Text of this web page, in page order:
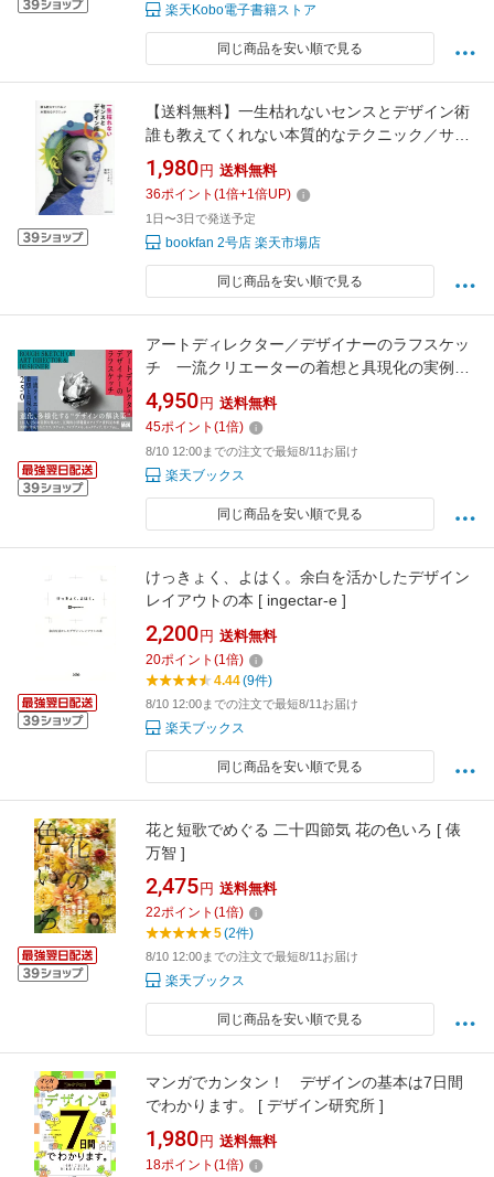
楽天Kobo電子書籍ストア
同じ商品を安い順で見る
【送料無料】一生枯れないセンスとデザイン術
誰も教えてくれない本質的なテクニック／サナ
ータナ満明
1,980 円 送料無料
36ポイント (1倍+1倍UP)
1日〜3日で発送予定
bookfan 2号店 楽天市場店
同じ商品を安い順で見る
アートディレクター／デザイナーのラフスケッ
チ 一流クリエーターの着想と具現化の実例
250 [ MdN書籍編集部 ]
4,950 円 送料無料
45ポイント (1倍)
8/10 12:00までの注文で最短8/11お届け
楽天ブックス
同じ商品を安い順で見る
けっきょく、よはく。余白を活かしたデザイン
レイアウトの本 [ ingectar-e ]
2,200 円 送料無料
20ポイント (1倍)
4.44(9件)
8/10 12:00までの注文で最短8/11お届け
楽天ブックス
同じ商品を安い順で見る
花と短歌でめぐる 二十四節気 花の色いろ [ 俵
万智 ]
2,475 円 送料無料
22ポイント (1倍)
5(2件)
8/10 12:00までの注文で最短8/11お届け
楽天ブックス
同じ商品を安い順で見る
マンガでカンタン！ デザインの基本は7日間
でわかります。 [ デザイン研究所 ]
1,980 円 送料無料
18ポイント (1倍)